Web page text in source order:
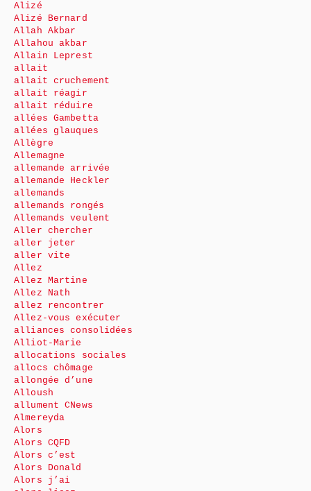
Alizé
Alizé Bernard
Allah Akbar
Allahou akbar
Allain Leprest
allait
allait cruchement
allait réagir
allait réduire
allées Gambetta
allées glauques
Allègre
Allemagne
allemande arrivée
allemande Heckler
allemands
allemands rongés
Allemands veulent
Aller chercher
aller jeter
aller vite
Allez
Allez Martine
Allez Nath
allez rencontrer
Allez-vous exécuter
alliances consolidées
Alliot-Marie
allocations sociales
allocs chômage
allongée d’une
Alloush
allument CNews
Almereyda
Alors
Alors CQFD
Alors c’est
Alors Donald
Alors j’ai